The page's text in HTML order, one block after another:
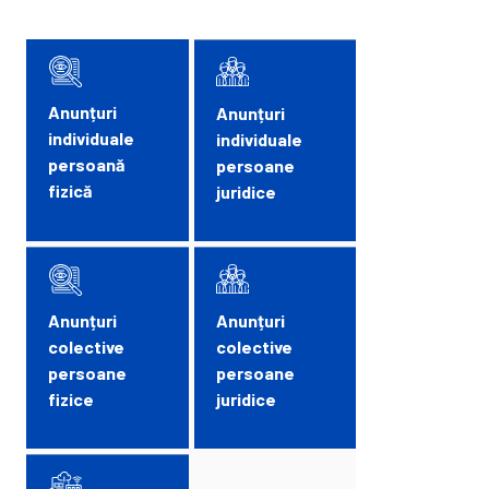
Anunțuri
individuale
persoană
fizică
Anunțuri
colective
persoane
fizice
Anunțuri
individuale
persoane
juridice
Anunțuri
colective
persoane
juridice